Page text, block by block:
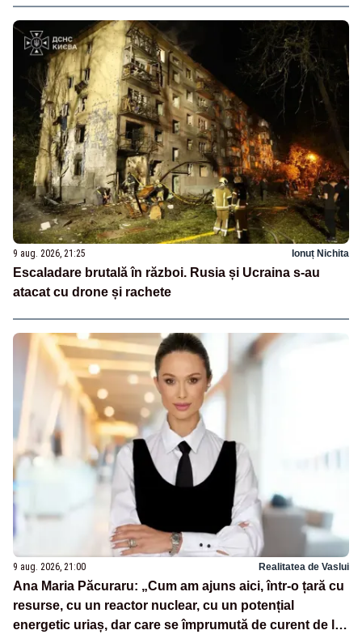
9 aug. 2026, 21:25 Ionuț Nichita
Escaladare brutală în război. Rusia și Ucraina s-au
atacat cu drone și rachete
9 aug. 2026, 21:00 Realitatea de Vaslui
Ana Maria Păcuraru: „Cum am ajuns aici, într-o țară cu
resurse, cu un reactor nuclear, cu un potențial
energetic uriaș, dar care se împrumută de curent de la